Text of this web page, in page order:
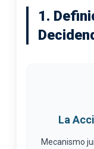
1.
La
Mecanismo